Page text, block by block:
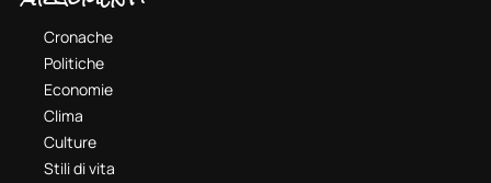
Cronache
Politiche
Economie
Clima
Culture
Stili di vita